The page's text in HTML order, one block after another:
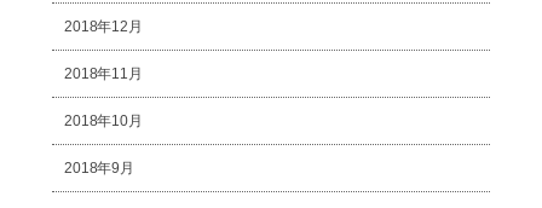
2018年12月
2018年11月
2018年10月
2018年9月